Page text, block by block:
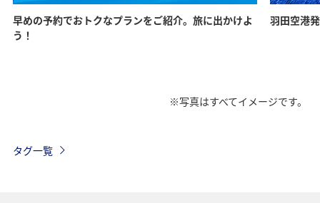
早めの予約でおトクなプランをご紹介。旅に出かけよ
う！
羽田空港
※写真はすべてイメージです。
タグ一覧